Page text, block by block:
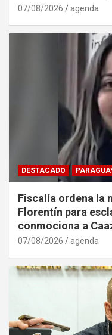
07/08/2026 agenda
DESTACADO
Fiscalía ordena la
Florentín para
conmociona a
07/08/2026 agenda